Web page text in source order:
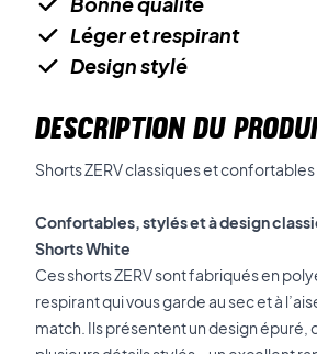
Léger et respirant
Design stylé
DESCRIPTION DU
Shorts ZERV classiques et confortables
Confortables, stylés et à design
Shorts White
Ces shorts ZERV sont fabriqués en
respirant qui vous garde au sec et à
match. Ils présentent un design épuré,